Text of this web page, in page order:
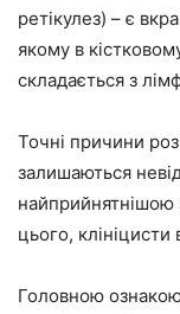
ретікулез) – є
якому в
складається з
Точні причини
залишаються
найприйнятнішою
цього, клініцисти
Головною ознакою